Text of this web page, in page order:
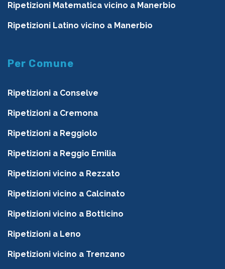
Ripetizioni Matematica vicino a Manerbio
Ripetizioni Latino vicino a Manerbio
Per Comune
Ripetizioni a Conselve
Ripetizioni a Cremona
Ripetizioni a Reggiolo
Ripetizioni a Reggio Emilia
Ripetizioni vicino a Rezzato
Ripetizioni vicino a Calcinato
Ripetizioni vicino a Botticino
Ripetizioni a Leno
Ripetizioni vicino a Trenzano